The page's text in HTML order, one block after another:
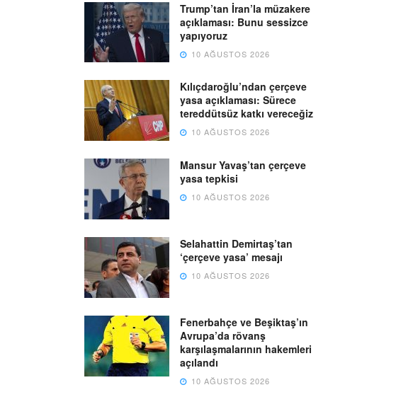
Trump’tan İran’la müzakere
açıklaması: Bunu sessizce
yapıyoruz
10 AĞUSTOS 2026
Kılıçdaroğlu’ndan çerçeve
yasa açıklaması: Sürece
tereddütsüz katkı vereceğiz
10 AĞUSTOS 2026
Mansur Yavaş’tan çerçeve
yasa tepkisi
10 AĞUSTOS 2026
Selahattin Demirtaş’tan
‘çerçeve yasa’ mesajı
10 AĞUSTOS 2026
Fenerbahçe ve Beşiktaş’ın
Avrupa’da rövanş
karşılaşmalarının hakemleri
açılandı
10 AĞUSTOS 2026